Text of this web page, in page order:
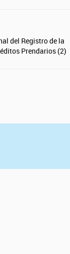
del Registro de la
Prendarios (2)